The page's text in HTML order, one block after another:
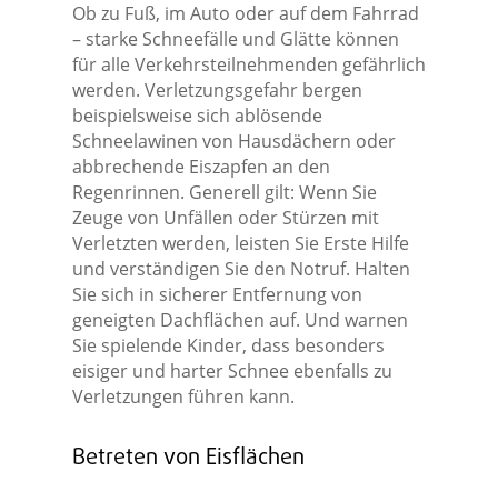
Ob zu Fuß, im Auto oder auf dem Fahrrad
– starke Schneefälle und Glätte können
für alle Verkehrsteilnehmenden gefährlich
werden. Verletzungsgefahr bergen
beispielsweise sich ablösende
Schneelawinen von Hausdächern oder
abbrechende Eiszapfen an den
Regenrinnen. Generell gilt: Wenn Sie
Zeuge von Unfällen oder Stürzen mit
Verletzten werden, leisten Sie Erste Hilfe
und verständigen Sie den Notruf. Halten
Sie sich in sicherer Entfernung von
geneigten Dachflächen auf. Und warnen
Sie spielende Kinder, dass besonders
eisiger und harter Schnee ebenfalls zu
Verletzungen führen kann.
Betreten von Eisflächen